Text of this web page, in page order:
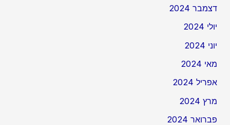
דצמבר 2024
יולי 2024
יוני 2024
מאי 2024
אפריל 2024
מרץ 2024
פברואר 2024